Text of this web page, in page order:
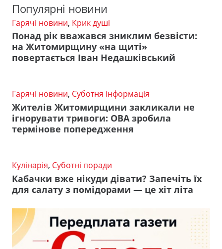
Популярні новини
Гарячі новини, Крик душі
Понад рік вважався зниклим безвісти:
на Житомирщину «на щиті»
повертається Іван Недашківський
Гарячі новини, Суботня інформація
Жителів Житомирщини закликали не
ігнорувати тривоги: ОВА зробила
термінове попередження
Кулінарія, Суботні поради
Кабачки вже нікуди дівати? Запечіть їх
для салату з помідорами — це хіт літа